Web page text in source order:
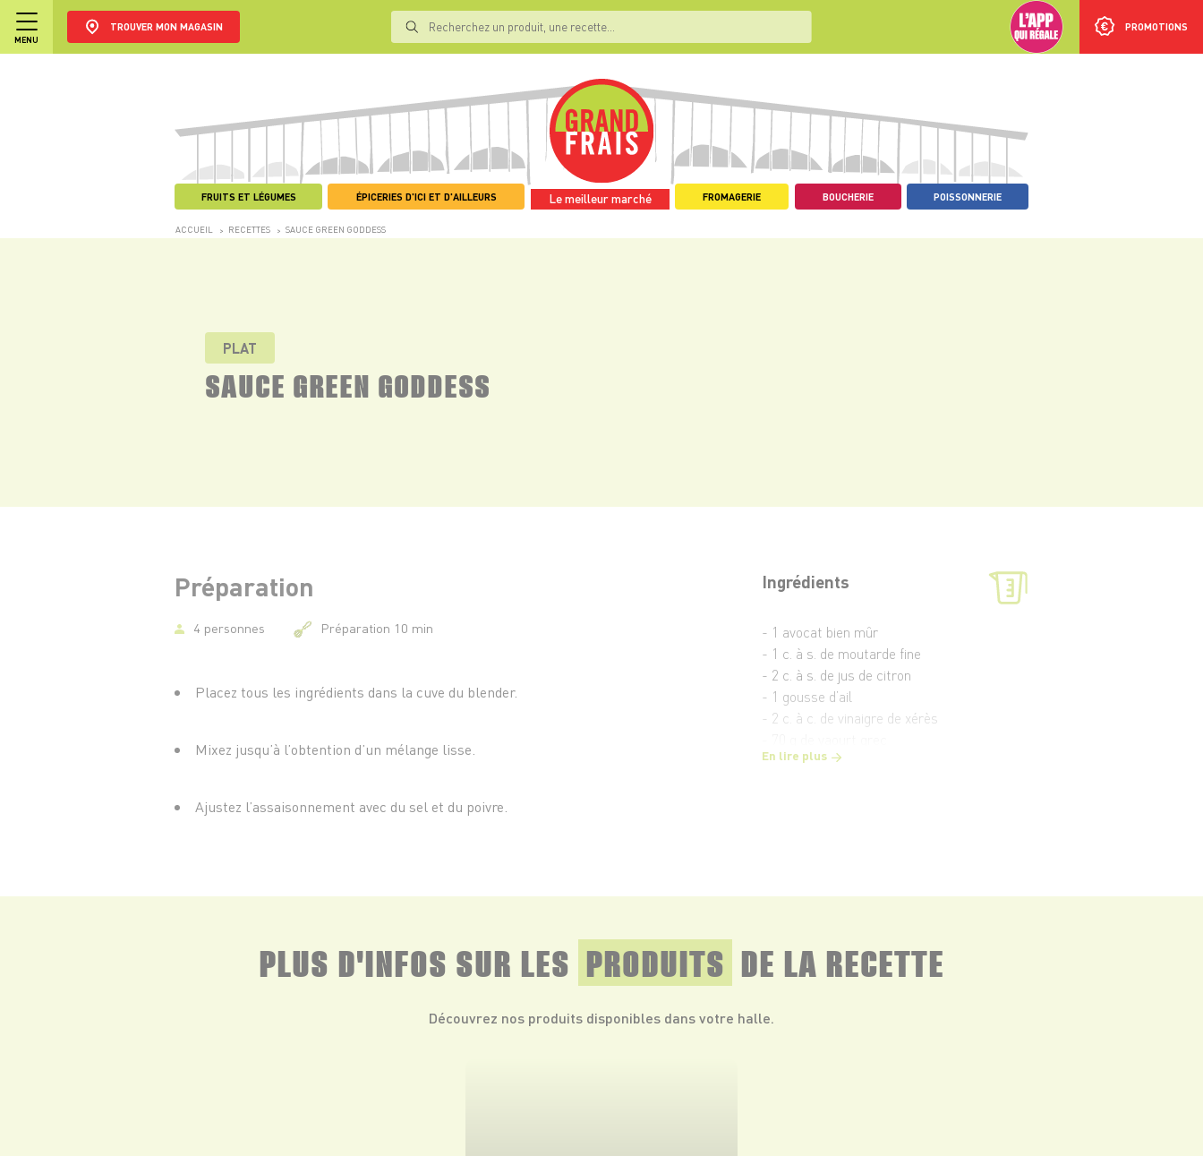
MENU
TROUVER MON MAGASIN PROMOTIONS
FRUITS ET LÉGUMES ÉPICERIES D'ICI ET D'AILLEURS Le meilleur marché FROMAGERIE BOUCHERIE POISSONNERIE
ACCUEIL > RECETTES > SAUCE GREEN GODDESS
PLAT
SAUCE GREEN GODDESS
Ingrédients
- 1 avocat bien mûr
- 1 c. à s. de moutarde fine
- 2 c. à s. de jus de citron
- 1 gousse d’ail
- 2 c. à c. de vinaigre de xérès
- Sel et poivre du moulin
En lire plus
Préparation
4 personnes Préparation 10 min
Placez tous les ingrédients dans la cuve du blender.
Mixez jusqu’à l’obtention d’un mélange lisse.
Ajustez l’assaisonnement avec du sel et du poivre.
PLUS D'INFOS SUR LES PRODUITS DE LA RECETTE
Découvrez nos produits disponibles dans votre halle.